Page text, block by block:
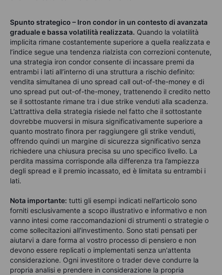
Spunto strategico – Iron condor in un contesto di avanzata
graduale e bassa volatilità realizzata. Quando la volatilità
implicita rimane costantemente superiore a quella realizzata e
l’indice segue una tendenza rialzista con correzioni contenute,
una strategia iron condor consente di incassare premi da
entrambi i lati all’interno di una struttura a rischio definito:
vendita simultanea di uno spread call out-of-the-money e di
uno spread put out-of-the-money, trattenendo il credito netto
se il sottostante rimane tra i due strike venduti alla scadenza.
L’attrattiva della strategia risiede nel fatto che il sottostante
dovrebbe muoversi in misura significativamente superiore a
quanto mostrato finora per raggiungere gli strike venduti,
offrendo quindi un margine di sicurezza significativo senza
richiedere una chiusura precisa su uno specifico livello. La
perdita massima corrisponde alla differenza tra l’ampiezza
degli spread e il premio incassato, ed è limitata su entrambi i
lati.
Nota importante: tutti gli esempi indicati nell’articolo sono
forniti esclusivamente a scopo illustrativo e informativo e non
vanno intesi come raccomandazioni di strumenti o strategie o
come sollecitazioni all'investimento. Sono stati pensati per
aiutarvi a dare forma al vostro processo di pensiero e non
devono essere replicati o implementati senza un'attenta
considerazione. Ogni investitore o trader deve condurre la
propria analisi e prendere in considerazione la propria